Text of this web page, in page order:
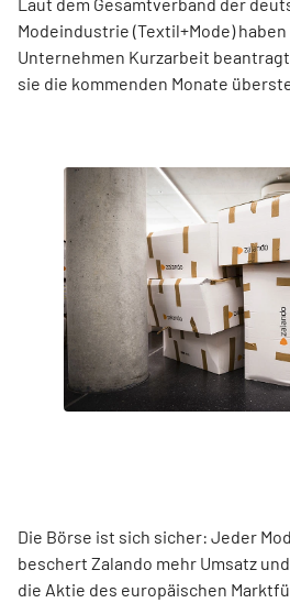
Modeindustrie (Textil+Mode)
Unternehmen Kurzarbeit
sie die kommenden Monate
Die Börse ist sich sicher: Jeder
beschert Zalando mehr Umsatz
die Aktie des europäischen